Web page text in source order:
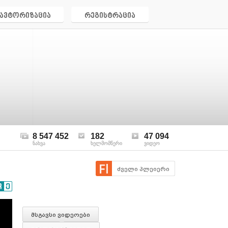
ავტორიზაცია რეგისტრაცია
8 547 452
ნახვა
182
ხელმომწერი
47 094
ვიდეო
ძველი პლეიერი
მსგავსი ვიდეოები